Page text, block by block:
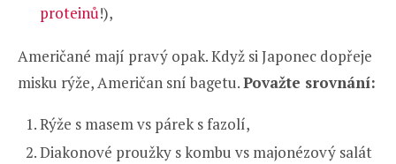
proteinů!),
Američané mají pravý opak. Když si Japonec dopřeje
misku rýže, Američan sní bagetu.Považte srovnání:
Rýže s masem vs párek s fazolí,
Diakonové proužky s kombu vs majonézový salát